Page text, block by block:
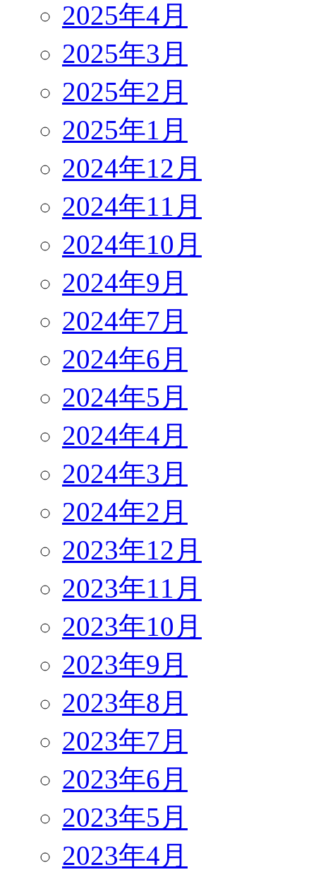
2025年4月
2025年3月
2025年2月
2025年1月
2024年12月
2024年11月
2024年10月
2024年9月
2024年7月
2024年6月
2024年5月
2024年4月
2024年3月
2024年2月
2023年12月
2023年11月
2023年10月
2023年9月
2023年8月
2023年7月
2023年6月
2023年5月
2023年4月